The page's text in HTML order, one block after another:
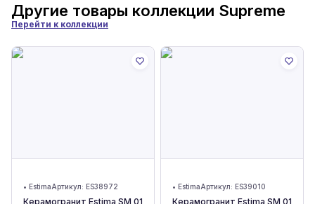
Другие товары коллекции Supreme
Перейти к коллекции
• EstimaАртикул: ES38972
Керамогранит Estima SM 01
• EstimaАртикул: ES39010
Керамогранит Estima SM 01